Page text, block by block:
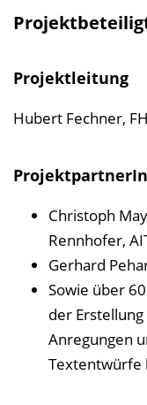
o
d
z
r
Projektleitung
Hubert Fechner,
Christoph
Rennhofer,
Gerhard
Sowie über
der
Anregungen
Textentwürfe